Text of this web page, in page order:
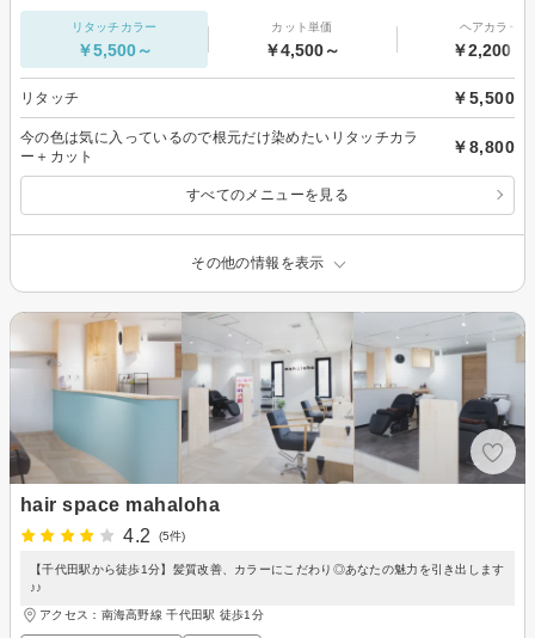
リタッチカラー
￥5,500～
カット単価
￥4,500～
ヘアカラー
￥2,200～
リタッチ ￥5,500
今の色は気に入っているので根元だけ染めたいリタッチカラ
ー＋カット
￥8,800
すべてのメニューを見る
その他の情報を表示
hair space mahaloha
4.2
(5件)
【千代田駅から徒歩1分】髪質改善、カラーにこだわり◎あなたの魅力を引き出します
♪♪
アクセス：南海高野線 千代田駅 徒歩1分